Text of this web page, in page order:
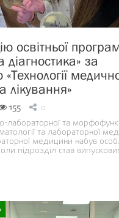
освітньої
за
«Технології
лікування»
155 0
лабораторної та
та лабораторної
медицини набув
підрозділ став